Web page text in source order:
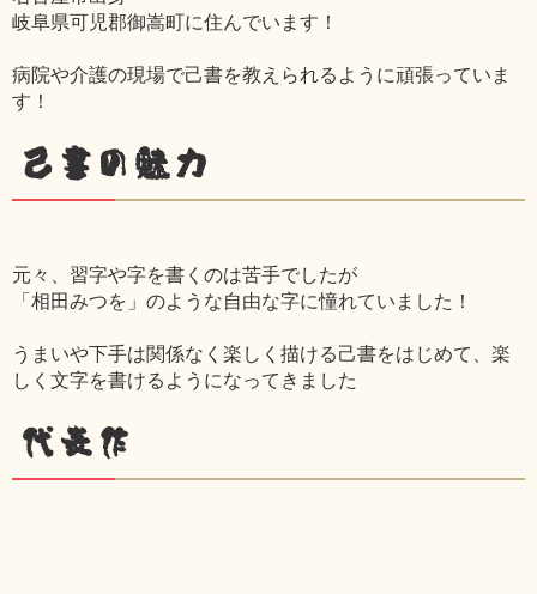
岐阜県可児郡御嵩町に住んでいます！
病院や介護の現場で己書を教えられるように頑張っていま
す！
己書の魅力
元々、習字や字を書くのは苦手でしたが
「相田みつを」のような自由な字に憧れていました！
うまいや下手は関係なく楽しく描ける己書をはじめて、楽
しく文字を書けるようになってきました
代表作